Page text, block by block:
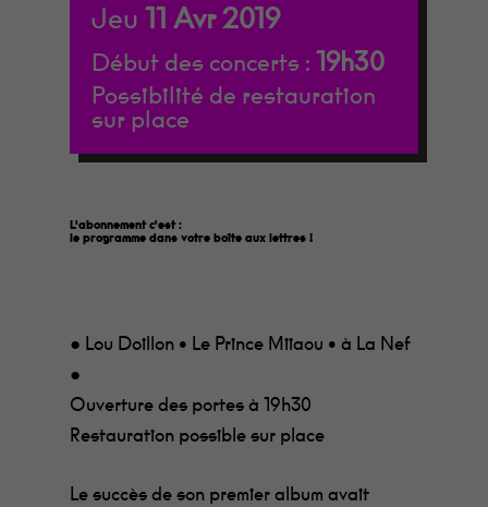
Jeu 11 Avr 2019
Début des concerts : 19h30
Possibilité de restauration
sur place
L'abonnement c'est :
le programme dans votre boîte aux lettres !
● Lou Doillon • Le Prince Miiaou • à La Nef
●
Ouverture des portes à 19h30
Restauration possible sur place
Le succès de son premier album avait